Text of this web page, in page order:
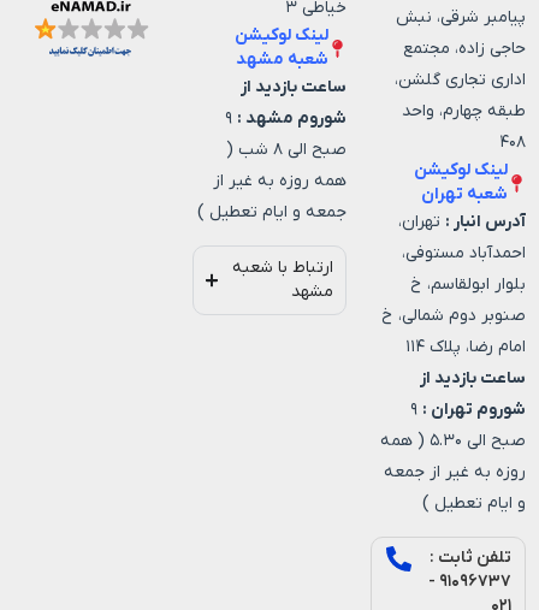
پیامبر شرقی، نبش
حاجی زاده، مجتمع
اداری تجاری گلشن،
طبقه چهارم، واحد
۴۰۸
لینک لوکیشن
شعبه تهران
آدرس انبار : تهران،
احمدآباد مستوفی،
بلوار ابولقاسم، خ
صنوبر دوم شمالی، خ
امام رضا، پلاک ۱۱۴
ساعت بازدید از
شوروم تهران : ۹
صبح الی ۵.۳۰ ( همه
روزه به غیر از جمعه
و ایام تعطیل )
تلفن ثابت :
۹۱۰۹۶۷۳۷ -
خیاطی ۳
لینک لوکیشن
شعبه مشهد
ساعت بازدید از
شوروم مشهد : ۹
صبح الی ۸ شب (
همه روزه به غیر از
جمعه و ایام تعطیل )
ارتباط با شعبه
مشهد